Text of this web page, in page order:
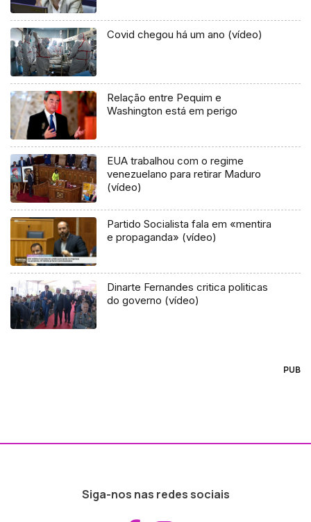
Covid chegou há um ano (vídeo)
Relação entre Pequim e
Washington está em perigo
EUA trabalhou com o regime
venezuelano para retirar Maduro
(vídeo)
Partido Socialista fala em «mentira
e propaganda» (vídeo)
Dinarte Fernandes critica politicas
do governo (vídeo)
PUB
Siga-nos nas redes sociais